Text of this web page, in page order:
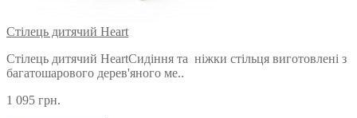
Стілець дитячий Heart
Стілець дитячий HeartСидіння та ніжки стільця виготовлені з
багатошарового дерев'яного ме..
1 095 грн.